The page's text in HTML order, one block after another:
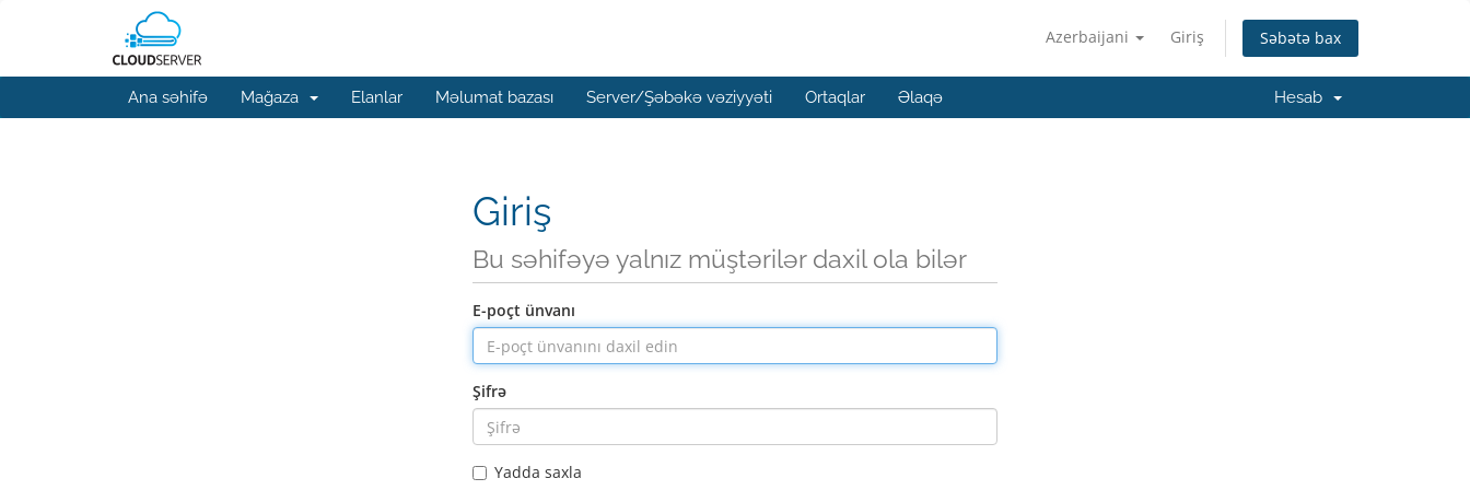
Azerbaijani Giriş Səbətə bax
Ana səhifə Mağaza Elanlar Məlumat bazası Server/Şəbəkə vəziyyəti Ortaqlar Əlaqə Hesab
Giriş
Bu səhifəyə yalnız müştərilər daxil ola bilər
E-poçt ünvanı
Şifrə
Yadda saxla